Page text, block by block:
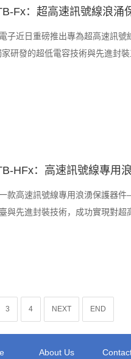
Fx：超高速訊號線浪涌
子近日重磅推出專為超高速訊號
研發的超低電容技術與先進封
HFx：高速訊號線專用
款高速訊號線專用浪湧保護器
與先進封裝技術，成功實現對超
3 4 NEXT END
About Us